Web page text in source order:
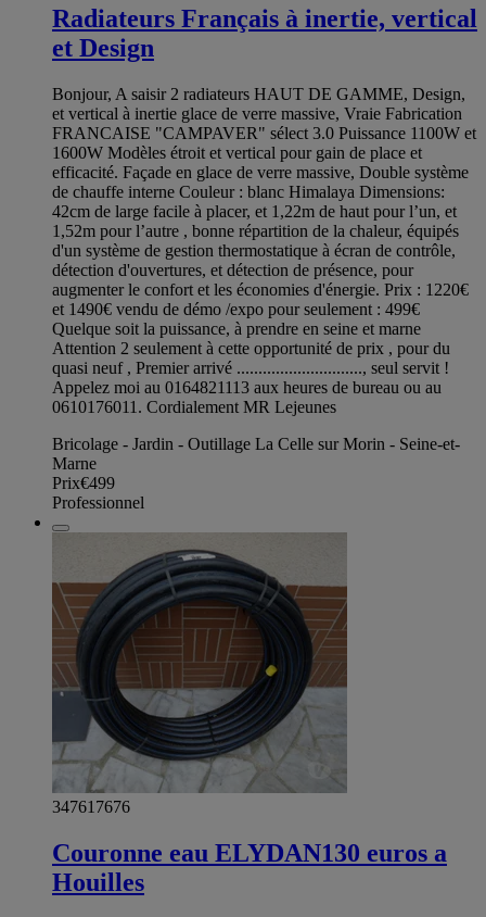
Radiateurs Français à inertie, vertical
et Design
Bonjour, A saisir 2 radiateurs HAUT DE GAMME, Design,
et vertical à inertie glace de verre massive, Vraie Fabrication
FRANCAISE "CAMPAVER" sélect 3.0 Puissance 1100W et
1600W Modèles étroit et vertical pour gain de place et
efficacité. Façade en glace de verre massive, Double système
de chauffe interne Couleur : blanc Himalaya Dimensions:
42cm de large facile à placer, et 1,22m de haut pour l’un, et
1,52m pour l’autre , bonne répartition de la chaleur, équipés
d'un système de gestion thermostatique à écran de contrôle,
détection d'ouvertures, et détection de présence, pour
augmenter le confort et les économies d'énergie. Prix : 1220€
et 1490€ vendu de démo /expo pour seulement : 499€
Quelque soit la puissance, à prendre en seine et marne
Attention 2 seulement à cette opportunité de prix , pour du
quasi neuf , Premier arrivé ............................., seul servit !
Appelez moi au 0164821113 aux heures de bureau ou au
0610176011. Cordialement MR Lejeunes
Bricolage - Jardin - Outillage La Celle sur Morin - Seine-et-
Marne
Prix€499
Professionnel
347617676
Couronne eau ELYDAN130 euros a
Houilles